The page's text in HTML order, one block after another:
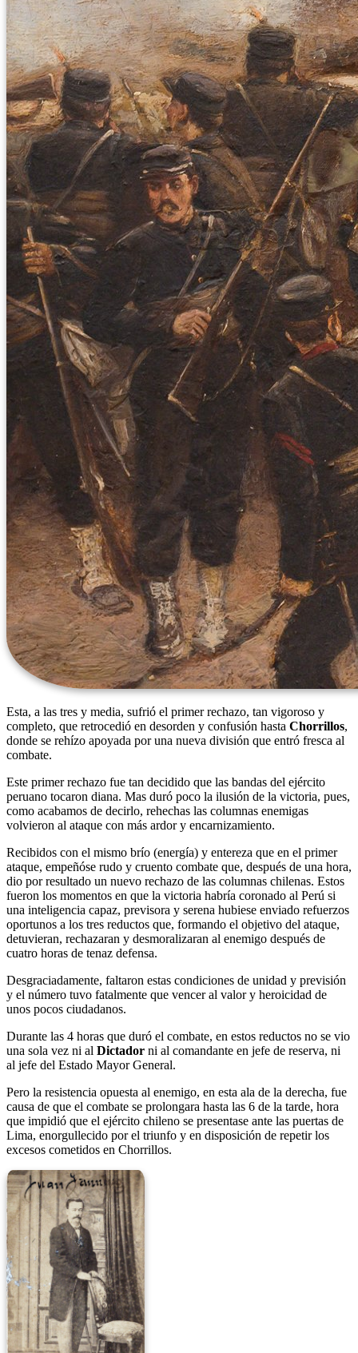
Esta, a las tres y media, sufrió el primer rechazo, tan vigoroso y
completo, que retrocedió en desorden y confusión hasta Chorrillos,
donde se rehízo apoyada por una nueva división que entró fresca al
combate.
Este primer rechazo fue tan decidido que las bandas del ejército
peruano tocaron diana. Mas duró poco la ilusión de la victoria, pues,
como acabamos de decirlo, rehechas las columnas enemigas
volvieron al ataque con más ardor y encarnizamiento.
Recibidos con el mismo brío (energía) y entereza que en el primer
ataque, empeñóse rudo y cruento combate que, después de una hora,
dio por resultado un nuevo rechazo de las columnas chilenas. Estos
fueron los momentos en que la victoria habría coronado al Perú si
una inteligencia capaz, previsora y serena hubiese enviado refuerzos
oportunos a los tres reductos que, formando el objetivo del ataque,
detuvieran, rechazaran y desmoralizaran al enemigo después de
cuatro horas de tenaz defensa.
Desgraciadamente, faltaron estas condiciones de unidad y previsión
y el número tuvo fatalmente que vencer al valor y heroicidad de
unos pocos ciudadanos.
Durante las 4 horas que duró el combate, en estos reductos no se vio
una sola vez ni al Dictador ni al comandante en jefe de reserva, ni
al jefe del Estado Mayor General.
Pero la resistencia opuesta al enemigo, en esta ala de la derecha, fue
causa de que el combate se prolongara hasta las 6 de la tarde, hora
que impidió que el ejército chileno se presentase ante las puertas de
Lima, enorgullecido por el triunfo y en disposición de repetir los
excesos cometidos en Chorrillos.